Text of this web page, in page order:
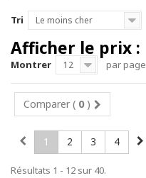
Tri Le moins cher
Afficher le prix :
Montrer 12 par page
Comparer ( 0 )
1 2 3 4
Résultats 1 - 12 sur 40.